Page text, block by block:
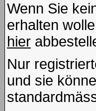
Wenn Sie
erhalten
hier
Nur
und sie